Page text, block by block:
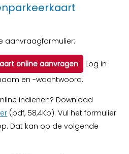
aanvraagformulier:
online aanvragen
Log in
en -wachtwoord.
indienen? Download
(pdf, 58,4Kb). Vul het formulier
Dat kan op de volgende